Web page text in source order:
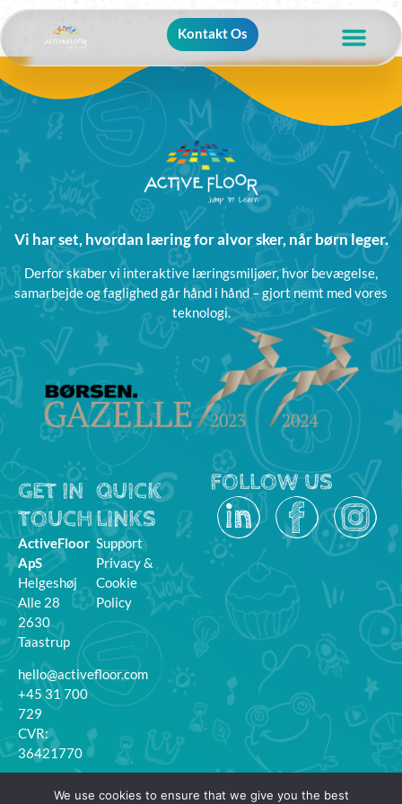
Kontakt Os
Vi har set, hvordan læring for alvor sker, når børn leger.
Derfor skaber vi interaktive læringsmiljøer, hvor bevægelse,
samarbejde og faglighed går hånd i hånd – gjort nemt med vores
teknologi.
GET IN
TOUCH
ActiveFloor
ApS
Helgeshøj
Alle 28
2630
Taastrup
hello@activefloor.com
+45 31 700
729
CVR:
36421770
QUICK
LINKS
Support
Privacy &
Cookie
Policy
MyFloor
FOLLOW US
We use cookies to ensure that we give you the best